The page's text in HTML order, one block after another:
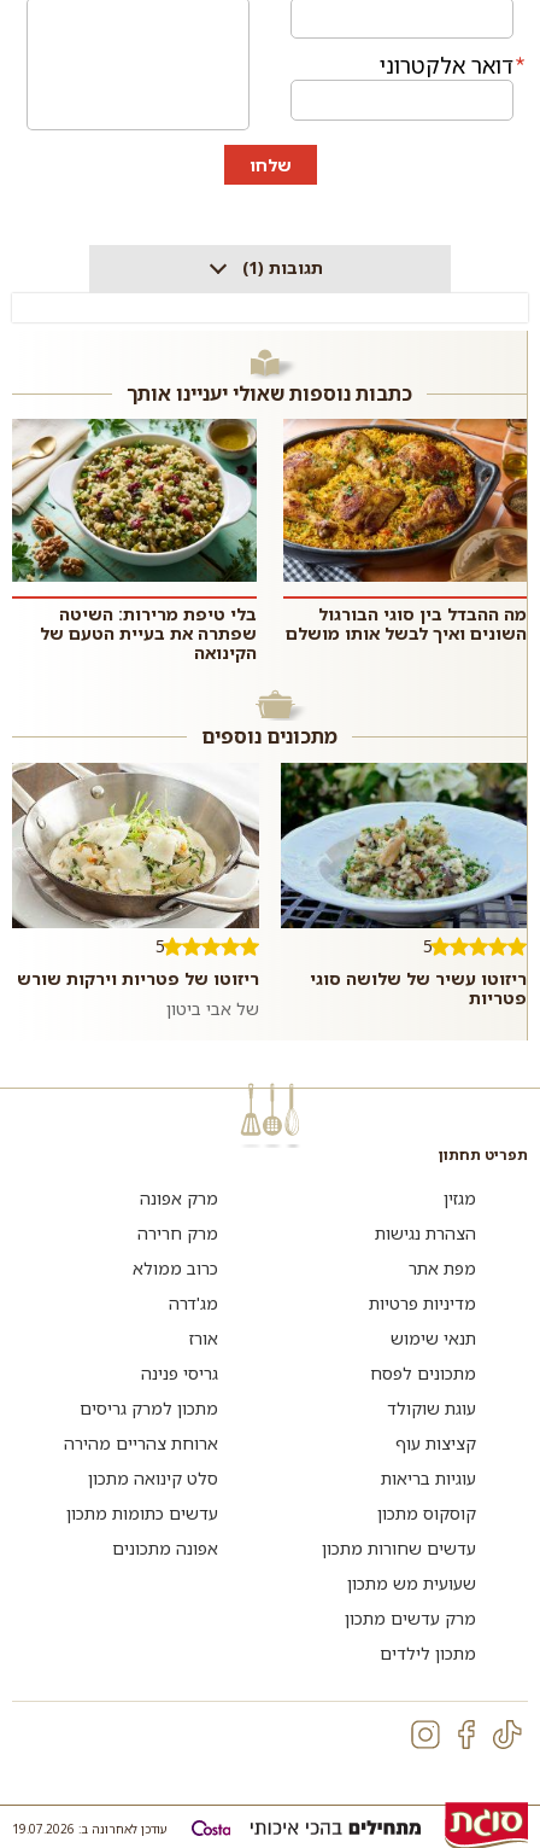
דואר אלקטרוני
שלחו
תגובות (1)
כתבות נוספות שאולי יעניינו אותך
מה ההבדל בין סוגי הבורגול
השונים ואיך לבשל אותו מושלם
בלי טיפת מרירות: השיטה
שפתרה את בעיית הטעם של
הקינואה
מתכונים נוספים
5
ריזוטו עשיר של שלושה סוגי
פטריות
5
ריזוטו של פטריות וירקות שורש
של אבי ביטון
תפריט תחתון
מגזין
הצהרת נגישות
מפת אתר
מדיניות פרטיות
תנאי שימוש
מתכונים לפסח
עוגת שוקולד
קציצות עוף
עוגיות בריאות
קוסקוס מתכון
עדשים שחורות מתכון
שעועית מש מתכון
מרק עדשים מתכון
מתכון לילדים
מרק אפונה
מרק חרירה
כרוב ממולא
מג'דרה
אורז
גריסי פנינה
מתכון למרק גריסים
ארוחת צהריים מהירה
סלט קינואה מתכון
עדשים כתומות מתכון
אפונה מתכונים
עודכן לאחרונה ב: 19.07.2026